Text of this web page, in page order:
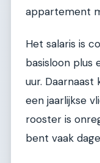
appartement
Het salaris is
basisloon plus
uur.
een jaarlijkse
rooster is
bent vaak